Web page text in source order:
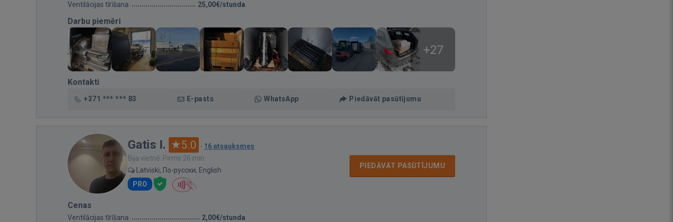
Ventilācijas tīrīšana 25,00€/stunda
Darbu piemēri
+27
Kontakti
+371 *** *** 83 E-pasts WhatsApp Piedāvāt pasūtījumu
Gatis I. 5.0 · 16 atsauksmes
Bija vietnē: Pirms 26 min.
Latviski, По-русски, English
PRO
PIEDĀVĀT PASŪTĪJUMU
Cenas
Ventilācijas tīrīšana 2,00€/stunda